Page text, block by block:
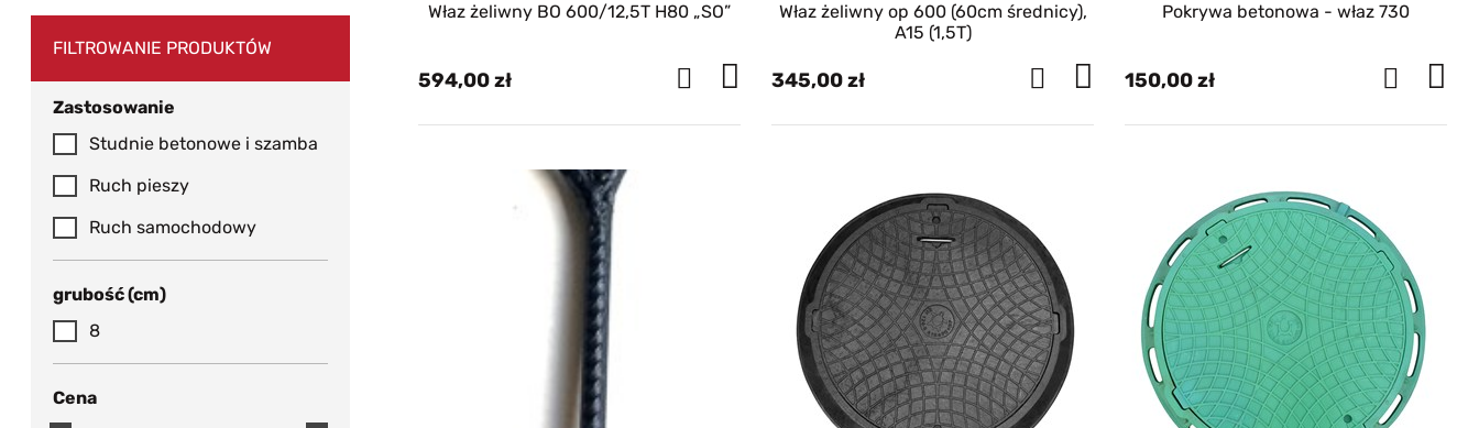
FILTROWANIE PRODUKTÓW
Zastosowanie
Studnie betonowe i szamba
Ruch pieszy
Ruch samochodowy
grubość (cm)
8
Cena
Właz żeliwny BO 600/12,5T H80 „SO”
594,00
Właz żeliwny op 600 (60cm średnicy),
A15 (1,5T)
345,00
Pokrywa betonowa - właz 730
150,00